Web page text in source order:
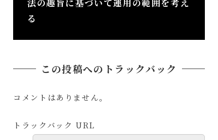
る
この投稿へのトラックバック
コメントはありません。
トラックバック URL